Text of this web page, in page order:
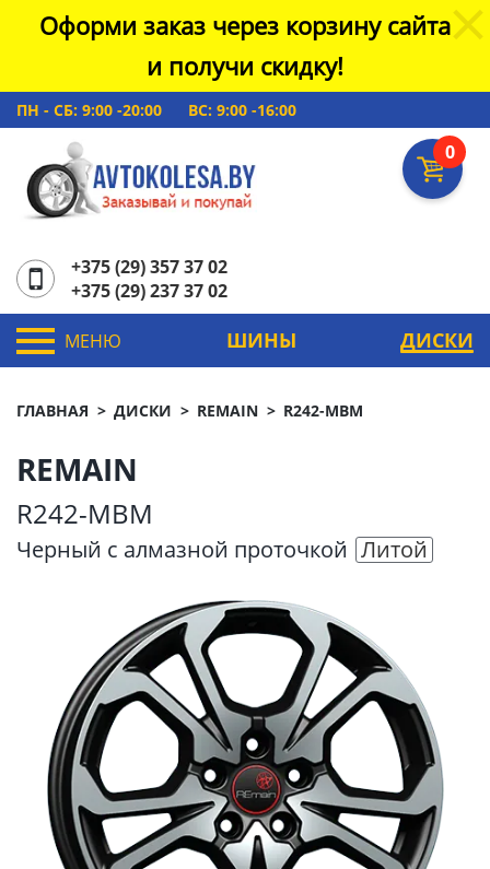
Оформи заказ через корзину сайта
и получи скидку!
ПН - СБ: 9:00 -20:00 ВС: 9:00 -16:00
0
+375 (29) 357 37 02
+375 (29) 237 37 02
МЕНЮ ШИНЫ ДИСКИ
ГЛАВНАЯ ДИСКИ REMAIN R242-MBM
REMAIN
R242-MBM
Черный с алмазной проточкой Литой